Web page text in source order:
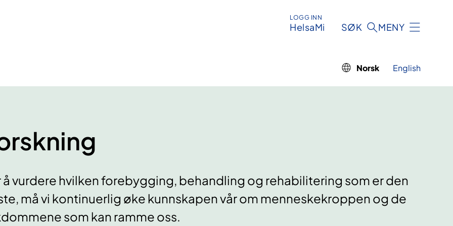
LOGG INN
HelsaMi SØK MENY
Norsk English
å vurdere hvilken forebygging, behandling og rehabilitering som er den
må vi kontinuerlig øke kunnskapen vår om menneskekroppen og de
som kan ramme oss.